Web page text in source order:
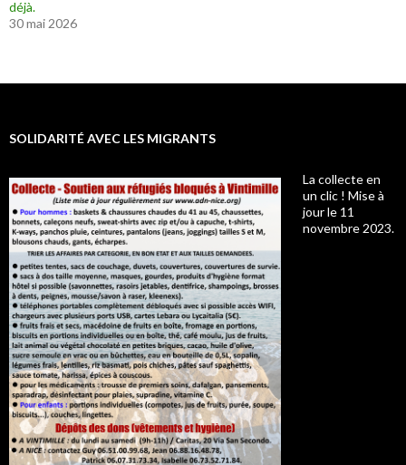
déjà.
30 mai 2026
SOLIDARITÉ AVEC LES MIGRANTS
La collecte en
un clic ! Mise à
jour le 11
novembre 2023.